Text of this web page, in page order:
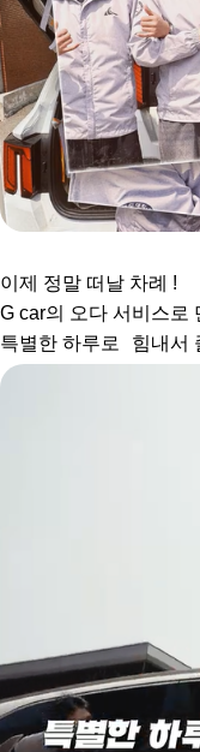
이제 정말 떠날 차례 !
G car의 오다 서비스로
특별한 하루로 힘내서